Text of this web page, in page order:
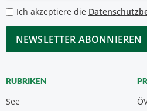
*
Datenschutzbestimmungen
*
Ich akzeptiere die
CAPTCHA
RUBRIKEN
See